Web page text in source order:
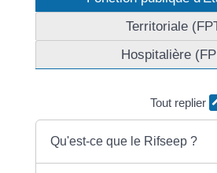
Territoriale
Hospitalière
Tout replier
Qu'est-ce que le Rifseep ?